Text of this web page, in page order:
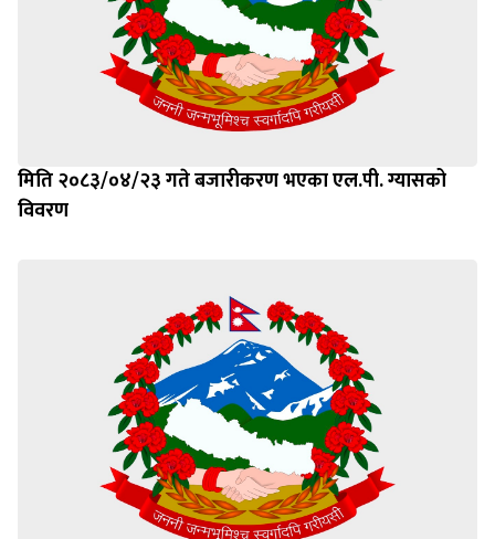
मिति २०८३/०४/२३ गते बजारीकरण भएका एल.पी. ग्यासको
विवरण